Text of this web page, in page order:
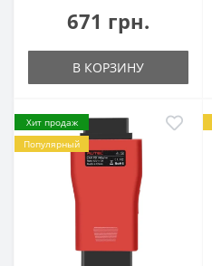
671 грн.
В КОРЗИНУ
Хит продаж
Популярный